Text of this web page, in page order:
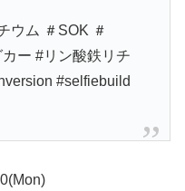
ウム ＃SOK ＃
ー #リン酸鉄リチ
#selfiebuild